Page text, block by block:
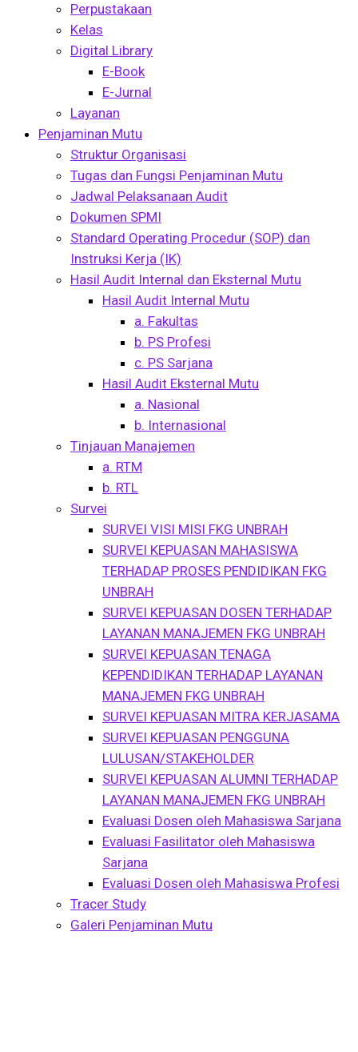
Perpustakaan
Kelas
Digital Library
E-Book
E-Jurnal
Layanan
Penjaminan Mutu
Struktur Organisasi
Tugas dan Fungsi Penjaminan Mutu
Jadwal Pelaksanaan Audit
Dokumen SPMI
Standard Operating Procedur (SOP) dan
Instruksi Kerja (IK)
Hasil Audit Internal dan Eksternal Mutu
Hasil Audit Internal Mutu
a. Fakultas
b. PS Profesi
c. PS Sarjana
Hasil Audit Eksternal Mutu
a. Nasional
b. Internasional
Tinjauan Manajemen
a. RTM
b. RTL
Survei
SURVEI VISI MISI FKG UNBRAH
SURVEI KEPUASAN MAHASISWA
TERHADAP PROSES PENDIDIKAN FKG
UNBRAH
SURVEI KEPUASAN DOSEN TERHADAP
LAYANAN MANAJEMEN FKG UNBRAH
SURVEI KEPUASAN TENAGA
KEPENDIDIKAN TERHADAP LAYANAN
MANAJEMEN FKG UNBRAH
SURVEI KEPUASAN MITRA KERJASAMA
SURVEI KEPUASAN PENGGUNA
LULUSAN/STAKEHOLDER
SURVEI KEPUASAN ALUMNI TERHADAP
LAYANAN MANAJEMEN FKG UNBRAH
Evaluasi Dosen oleh Mahasiswa Sarjana
Evaluasi Fasilitator oleh Mahasiswa
Sarjana
Evaluasi Dosen oleh Mahasiswa Profesi
Tracer Study
Galeri Penjaminan Mutu